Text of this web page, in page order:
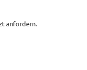
anfordern.